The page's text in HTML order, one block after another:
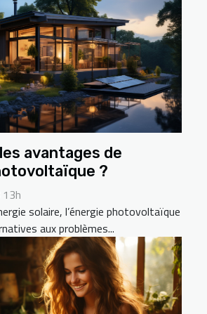
avantages de
?
solaire, l’énergie photovoltaïque
aux problèmes...